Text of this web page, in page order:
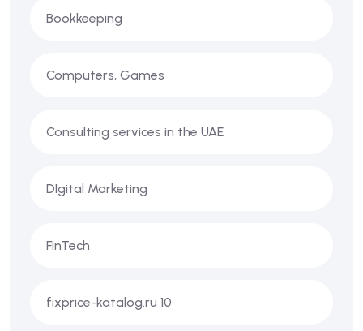
Bookkeeping
Computers, Games
Consulting services in the UAE
DIgital Marketing
FinTech
fixprice-katalog.ru 10